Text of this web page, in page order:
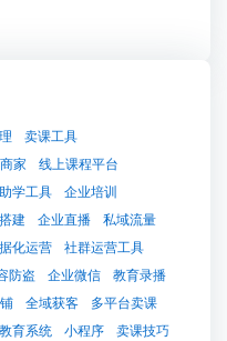
卖课工具
家
线上课程平台
助学工具
企业培训
建 企业直播
私域流量
化运营
社群运营工具
防盗 企业微信
教育录播
全域获客
多平台卖课
育系统 小程序
卖课技巧